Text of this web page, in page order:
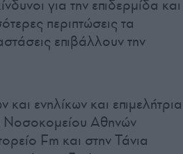
για την επιδερμίδα και
περιπτώσεις τα
επιβάλλουν την
ενηλίκων και επιμελήτρια
Νοσοκομείου Αθηνών
Fm και στην Τάνια